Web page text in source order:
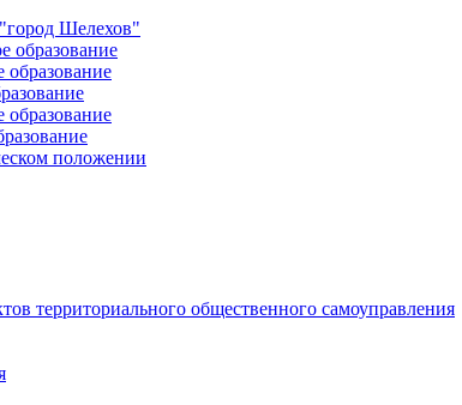
Шелехов"
образование
положении
территориального общественного самоуправления